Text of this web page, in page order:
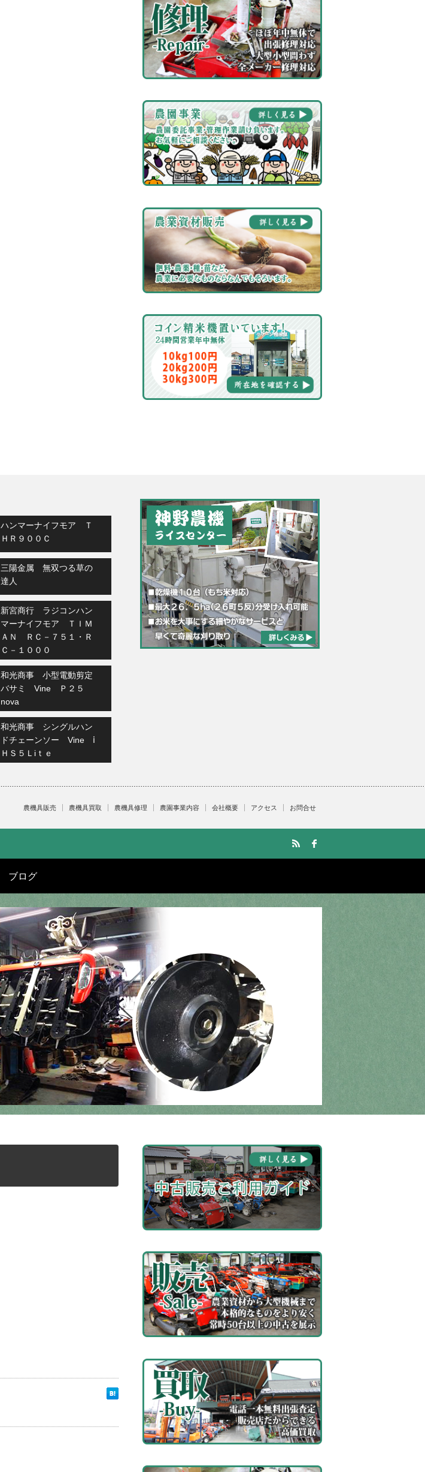
ハンマーナイフモア Ｔ
ＨＲ９００Ｃ
三陽金属 無双つる草の
達人
新宮商行 ラジコンハン
マーナイフモア ＴＩＭ
ＡＮ ＲＣ－７５１・Ｒ
Ｃ－１０００
和光商事 小型電動剪定
バサミ Vine Ｐ２５
nova
和光商事 シングルハン
ドチェーンソー Vine ⅰ
ＨＳ５Ｌiｔｅ
農機具販売 農機具買取 農機具修理 農園事業内容 会社概要 アクセス お問合せ
RSS
ブログ